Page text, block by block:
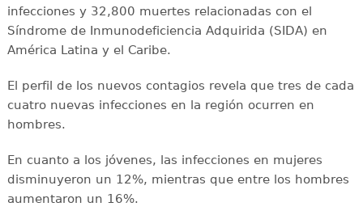
infecciones y 32,800 muertes relacionadas con el
Síndrome de Inmunodeficiencia Adquirida (SIDA) en
América Latina y el Caribe.
El perfil de los nuevos contagios revela que tres de cada
cuatro nuevas infecciones en la región ocurren en
hombres.
En cuanto a los jóvenes, las infecciones en mujeres
disminuyeron un 12%, mientras que entre los hombres
aumentaron un 16%.